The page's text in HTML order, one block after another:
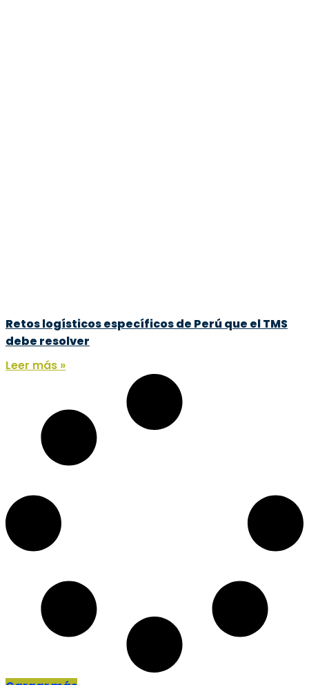
Retos logísticos específicos de Perú que el TMS
debe resolver
Leer más »